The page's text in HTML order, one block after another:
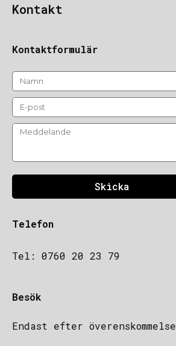
Kontakt
Kontaktformulär
Skicka
Telefon
Tel: 0760 20 23 79
Besök
Endast efter överenskommelse